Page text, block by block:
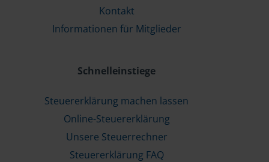
Kontakt
Informationen für Mitglieder
Schnelleinstiege
Steuererklärung machen lassen
Online-Steuererklärung
Unsere Steuerrechner
Steuererklärung FAQ